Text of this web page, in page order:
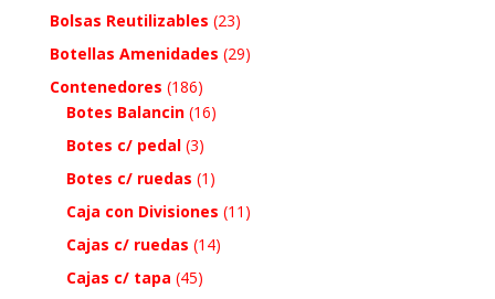
Bolsas Reutilizables (23)
Botellas Amenidades (29)
Contenedores (186)
Botes Balancin (16)
Botes c/ pedal (3)
Botes c/ ruedas (1)
Caja con Divisiones (11)
Cajas c/ ruedas (14)
Cajas c/ tapa (45)